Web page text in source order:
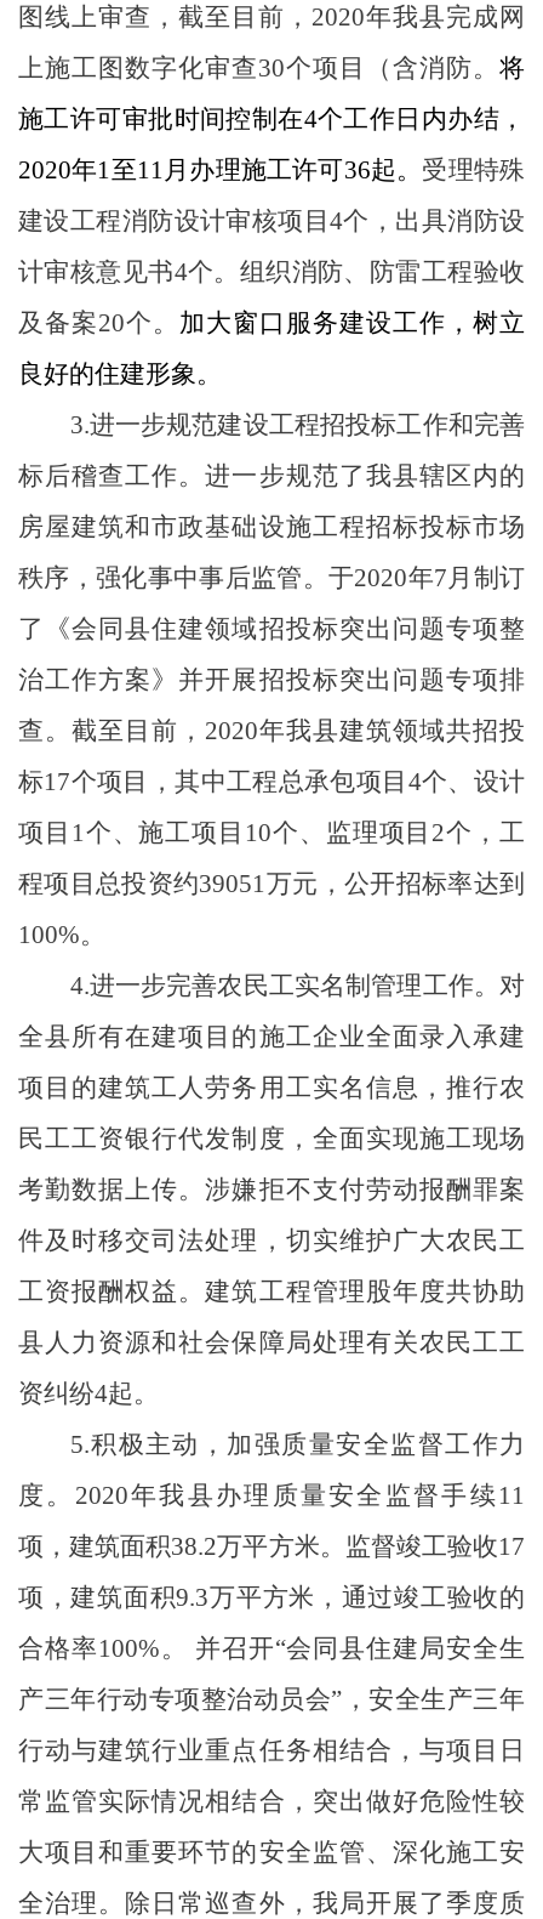
图线上审查，截至目前， 2020年我县完成网
上施工图数字化审查30个项目（含消防。 将
施工许可审批时间控制在4个工作日内办结，
2020年1 至11 月办理施工许可36起。 受理特殊
建设工程消防设计审核项目4个，出具消防设
计审核意见书4个。组织消防、防雷工程验收
及备案20个。 加大窗口服务建设工作，树立
良好的住建形象。
3.进一步规范建设工程招投标工作和完善
标后稽查工作。进一步规范了我县辖区内的
房屋建筑和市政基础设施工程招标投标市场
秩序，强化事中事后监管。于2020年7 月制订
了《会同县住建领域招投标突出问题专项整
治工作方案》并开展招投标突出问题专项排
查。截至目前， 2020年我县建筑领域共招投
标17个项目，其中工程总承包项目 4个、设计
项目 1 个、施工项目 10个、监理项目 2个，工
程项目总投资约39051 万元，公开招标率达到
100%。
4.进一步完善农民工实名制管理工作。 对
全县所有在建项目的施工企业全面录入承建
项目的建筑工人劳务用工实名信息，推行农
民工工资银行代发制度，全面实现施工现场
考勤数据上传。涉嫌拒不支付劳动报酬罪案
件及时移交司法处理，切实维护广大农民工
工资报酬权益。建筑工程管理股年度共协助
县人力资源和社会保障局处理有关农民工工
资纠纷4起。
5.积极主动，加强质量安全监督工作力
度。 2020年我县办理质量安全监督手续11
项，建筑面积38.2万平方米。监督竣工验收17
项，建筑面积9.3万平方米，通过竣工验收的
合格率100%。 并召开“会同县住建局安全生
产三年行动专项整治动员会”，安全生产三年
行动与建筑行业重点任务相结合，与项目日
常监管实际情况相结合，突出做好危险性较
大项目和重要环节的安全监管、深化施工安
全治理。除日常巡查外，我局开展了季度质